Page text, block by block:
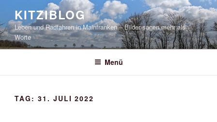
springen
KITZIBLOG
Leben und Radfahren in Mainfranken – Bilder sagen mehr als
Worte
Menü
TAG: 31. JULI 2022